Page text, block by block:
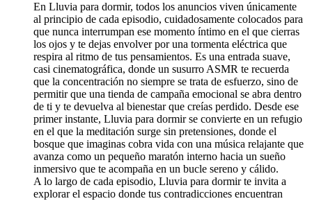
En Lluvia para dormir, todos los anuncios viven únicamente
al principio de cada episodio, cuidadosamente colocados para
que nunca interrumpan ese momento íntimo en el que cierras
los ojos y te dejas envolver por una tormenta eléctrica que
respira al ritmo de tus pensamientos. Es una entrada suave,
casi cinematográfica, donde un susurro ASMR te recuerda
que la concentración no siempre se trata de esfuerzo, sino de
permitir que una tienda de campaña emocional se abra dentro
de ti y te devuelva al bienestar que creías perdido. Desde ese
primer instante, Lluvia para dormir se convierte en un refugio
en el que la meditación surge sin pretensiones, donde el
bosque que imaginas cobra vida con una música relajante que
avanza como un pequeño maratón interno hacia un sueño
inmersivo que te acompaña en un bucle sereno y cálido.
A lo largo de cada episodio, Lluvia para dormir te invita a
explorar el espacio donde tus contradicciones encuentran